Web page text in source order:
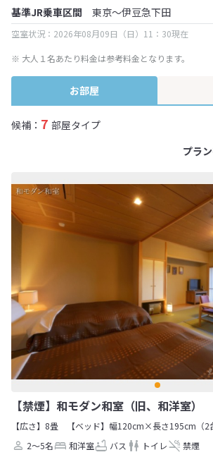
基準JR乗車区間 東京～伊豆急下田
空室状況：2026年08月09日（日）11：30現在
※ 大人１名あたり料金は参考料金となります。
お部屋
候補： 7 部屋タイプ
プラ
【禁煙】和モダン和室（旧、和洋室）
【広さ】8畳
【ベッド】幅120cm×長さ195cm（2
2～5名
和洋室 バス トイレ 禁煙